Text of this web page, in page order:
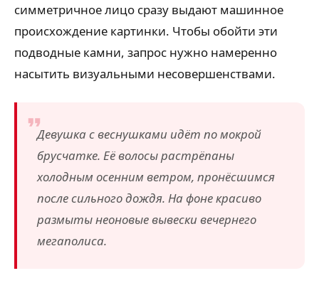
симметричное лицо сразу выдают машинное
происхождение картинки. Чтобы обойти эти
подводные камни, запрос нужно намеренно
насытить визуальными несовершенствами.
Девушка с веснушками идёт по мокрой
брусчатке. Её волосы растрёпаны
холодным осенним ветром, пронёсшимся
после сильного дождя. На фоне красиво
размыты неоновые вывески вечернего
мегаполиса.